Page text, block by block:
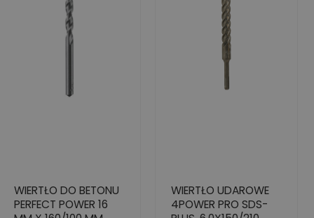
WIERTŁO DO BETONU
PERFECT POWER 16
WIERTŁO UDAROWE
4POWER PRO SDS-